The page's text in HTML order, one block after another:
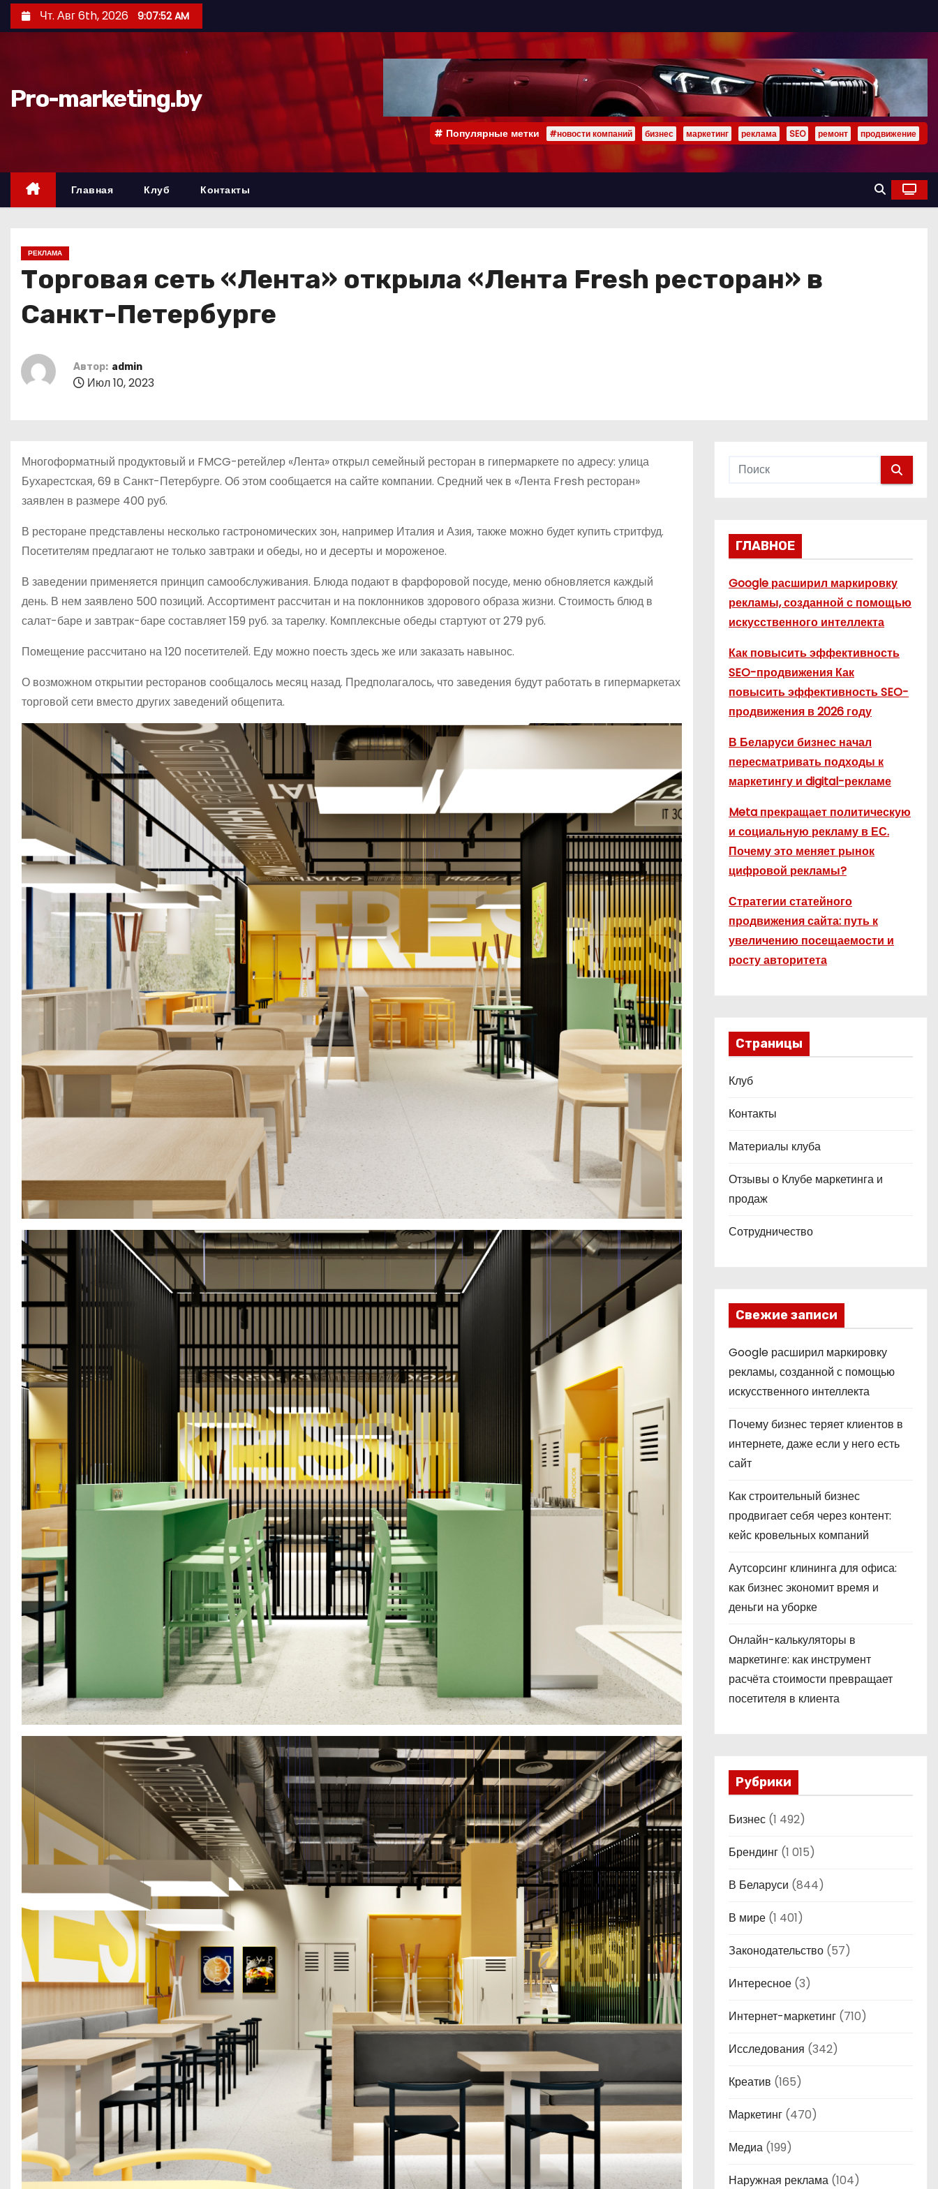
е
д
Чт. Авг 6th, 2026 9:07:55 AM
Pro-marketing.by
Популярные метки #новости компаний бизнес маркетинг реклама SEO ремонт продвижение
Главная Клуб Контакты
РЕКЛАМА
Торговая сеть «Лента» открыла «Лента Fresh ресторан» в
Санкт-Петербурге
Автор: admin
Июл 10, 2023
Многоформатный продуктовый и FMCG-ретейлер «Лента» открыл семейный ресторан в гипермаркете по адресу: улица
Бухарестская, 69 в Санкт-Петербурге. Об этом сообщается на сайте компании. Средний чек в «Лента Fresh ресторан»
заявлен в размере 400 руб.
В ресторане представлены несколько гастрономических зон, например Италия и Азия, также можно будет купить стритфуд.
Посетителям предлагают не только завтраки и обеды, но и десерты и мороженое.
В заведении применяется принцип самообслуживания. Блюда подают в фарфоровой посуде, меню обновляется каждый
день. В нем заявлено 500 позиций. Ассортимент рассчитан и на поклонников здорового образа жизни. Стоимость блюд в
салат-баре и завтрак-баре составляет 159 руб. за тарелку. Комплексные обеды стартуют от 279 руб.
Помещение рассчитано на 120 посетителей. Еду можно поесть здесь же или заказать навынос.
О возможном открытии ресторанов сообщалось месяц назад. Предполагалось, что заведения будут работать в гипермаркетах
торговой сети вместо других заведений общепита.
ГЛАВНОЕ
Google расширил маркировку
рекламы, созданной с помощью
искусственного интеллекта
Как повысить эффективность
SEO-продвижения Как
повысить эффективность SEO-
продвижения в 2026 году
В Беларуси бизнес начал
пересматривать подходы к
маркетингу и digital-рекламе
Meta прекращает политическую
и социальную рекламу в ЕС.
Почему это меняет рынок
цифровой рекламы?
Стратегии статейного
продвижения сайта: путь к
увеличению посещаемости и
росту авторитета
Страницы
Клуб
Контакты
Материалы клуба
Отзывы о Клубе маркетинга и
продаж
Сотрудничество
Свежие записи
Google расширил маркировку
рекламы, созданной с помощью
искусственного интеллекта
Почему бизнес теряет клиентов в
интернете, даже если у него есть
сайт
Как строительный бизнес
продвигает себя через контент:
кейс кровельных компаний
Аутсорсинг клининга для офиса:
как бизнес экономит время и
деньги на уборке
Онлайн-калькуляторы в
маркетинге: как инструмент
расчёта стоимости превращает
посетителя в клиента
Рубрики
Бизнес (1 492)
Брендинг (1 015)
В Беларуси (844)
В мире (1 401)
Законодательство (57)
Интересное (3)
Интернет-маркетинг (710)
Исследования (342)
Креатив (165)
Маркетинг (470)
Медиа (199)
Наружная реклама (104)